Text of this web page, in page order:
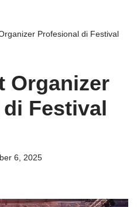
Profesional di Festival
Organizer
Festival
6, 2025